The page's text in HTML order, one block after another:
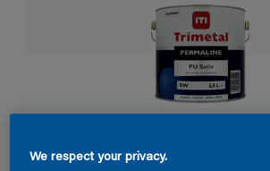
We respect your privacy.